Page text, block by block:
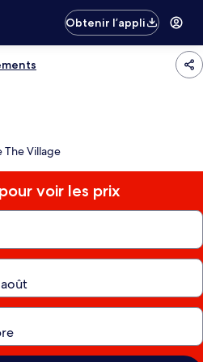
Obtenir l’appli
The Village
voir les prix